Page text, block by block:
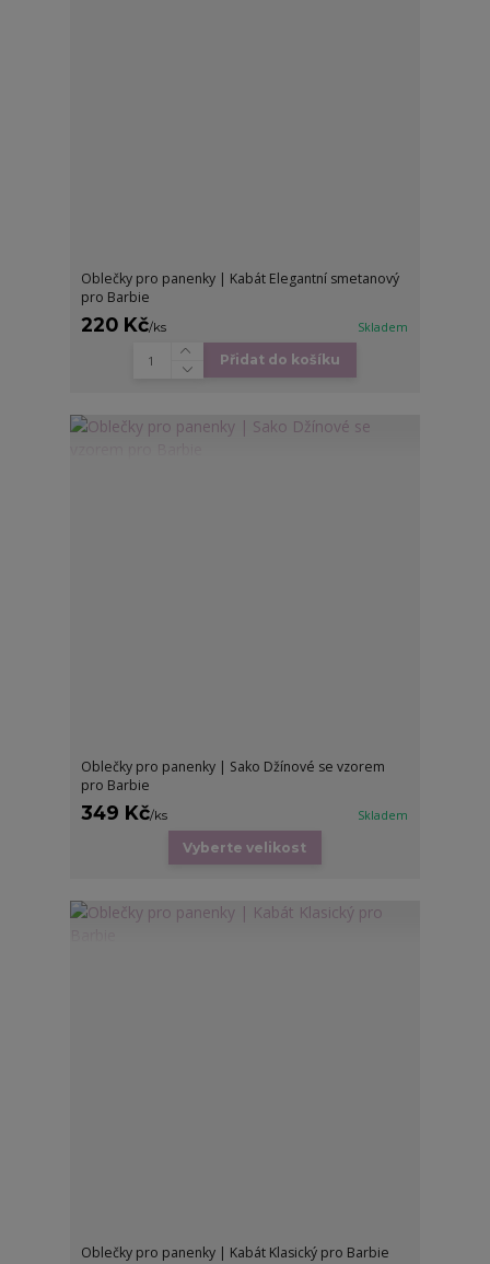
Oblečky pro panenky | Kabát Elegantní smetanový
pro Barbie
220 Kč/ks Skladem
Přidat do košíku
Oblečky pro panenky | Sako Džínové se vzorem
pro Barbie
349 Kč/ks Skladem
Vyberte velikost
Oblečky pro panenky | Kabát Klasický pro Barbie